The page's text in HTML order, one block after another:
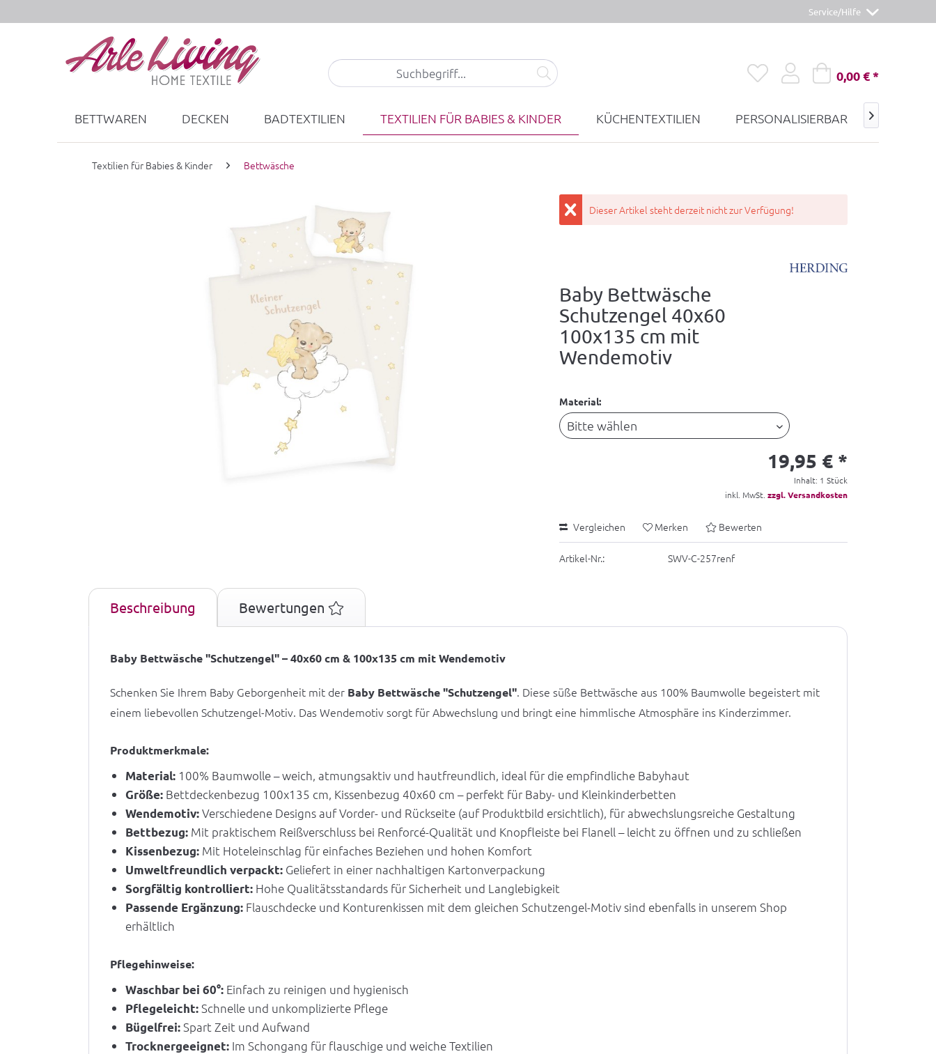
Service/Hilfe
0,00 € *
BETTWAREN DECKEN BADTEXTILIEN TEXTILIEN FÜR BABIES & KINDER KÜCHENTEXTILIEN PERSONALISIERBAR 
Textilien für Babies & Kinder Bettwäsche
Dieser Artikel steht derzeit nicht zur Verfügung!
Baby Bettwäsche
Schutzengel 40x60
100x135 cm mit
Wendemotiv
Material:
19,95 € *
Inhalt: 1 Stück
inkl. MwSt. zzgl. Versandkosten
Vergleichen Merken Bewerten
Artikel-Nr.: SWV-C-257renf
Beschreibung Bewertungen
Baby Bettwäsche "Schutzengel" – 40x60 cm & 100x135 cm mit Wendemotiv
Schenken Sie Ihrem Baby Geborgenheit mit der Baby Bettwäsche "Schutzengel". Diese süße Bettwäsche aus 100% Baumwolle begeistert mit
einem liebevollen Schutzengel-Motiv. Das Wendemotiv sorgt für Abwechslung und bringt eine himmlische Atmosphäre ins Kinderzimmer.
Produktmerkmale:
Material: 100% Baumwolle – weich, atmungsaktiv und hautfreundlich, ideal für die empfindliche Babyhaut
Größe: Bettdeckenbezug 100x135 cm, Kissenbezug 40x60 cm – perfekt für Baby- und Kleinkinderbetten
Wendemotiv:Verschiedene Designs auf Vorder- und Rückseite (auf Produktbild ersichtlich), für abwechslungsreiche Gestaltung
Bettbezug: Mit praktischem Reißverschluss bei Renforcé-Qualität und Knopfleiste bei Flanell – leicht zu öffnen und zu schließen
Kissenbezug: Mit Hoteleinschlag für einfaches Beziehen und hohen Komfort
Umweltfreundlich verpackt: Geliefert in einer nachhaltigen Kartonverpackung
Sorgfältig kontrolliert: Hohe Qualitätsstandards für Sicherheit und Langlebigkeit
Passende Ergänzung: Flauschdecke und Konturenkissen mit dem gleichen Schutzengel-Motiv sind ebenfalls in unserem Shop
erhältlich
Pflegehinweise:
Waschbar bei 60°: Einfach zu reinigen und hygienisch
Pflegeleicht:Schnelle und unkomplizierte Pflege
Bügelfrei:Spart Zeit und Aufwand
Trocknergeeignet: Im Schongang für flauschige und weiche Textilien